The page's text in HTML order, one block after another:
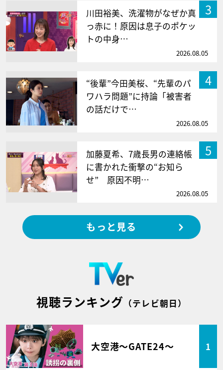
3
川田裕美、洗濯物がなぜか真
っ赤に！原因は息子のポケッ
トの中身…
2026.08.05
4
“後輩”今田美桜、“先輩のパ
ワハラ問題”に持論「被害者
の話だけで…
2026.08.05
5
加藤夏希、7歳長男の連絡帳
に書かれた衝撃の“お知ら
せ” 原因不明…
2026.08.05
もっと見る
視聴ランキング （テレビ朝日）
大空港～GATE24～ 1